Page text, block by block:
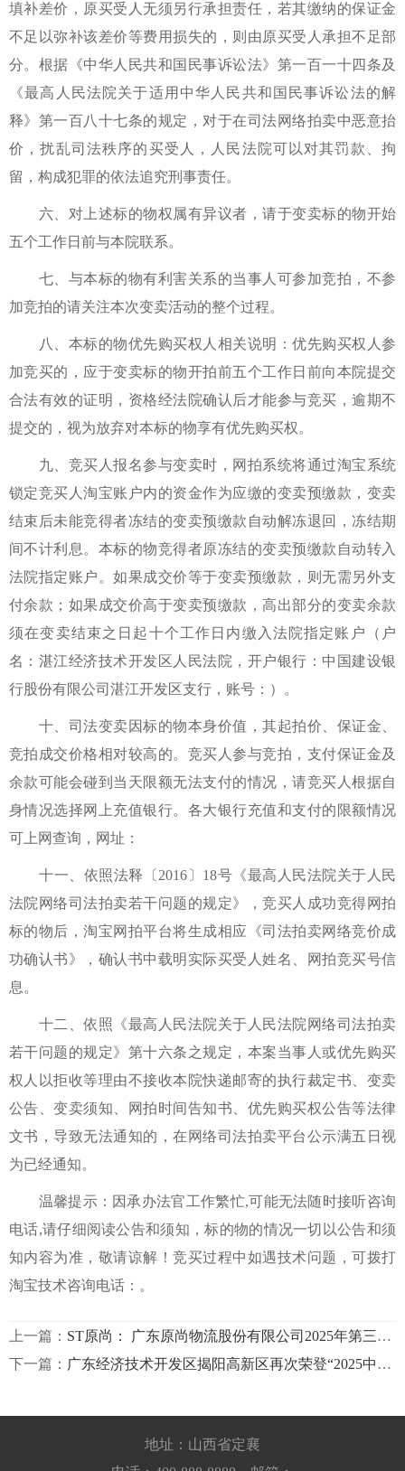
填补差价，原买受人无须另行承担责任，若其缴纳的保证金
不足以弥补该差价等费用损失的，则由原买受人承担不足部
分。根据《中华人民共和国民事诉讼法》第一百一十四条及
《最高人民法院关于适用中华人民共和国民事诉讼法的解
释》第一百八十七条的规定，对于在司法网络拍卖中恶意抬
价，扰乱司法秩序的买受人，人民法院可以对其罚款、拘
留，构成犯罪的依法追究刑事责任。
六、对上述标的物权属有异议者，请于变卖标的物开始
五个工作日前与本院联系。
七、与本标的物有利害关系的当事人可参加竞拍，不参
加竞拍的请关注本次变卖活动的整个过程。
八、本标的物优先购买权人相关说明：优先购买权人参
加竞买的，应于变卖标的物开拍前五个工作日前向本院提交
合法有效的证明，资格经法院确认后才能参与竞买，逾期不
提交的，视为放弃对本标的物享有优先购买权。
九、竞买人报名参与变卖时，网拍系统将通过淘宝系统
锁定竞买人淘宝账户内的资金作为应缴的变卖预缴款，变卖
结束后未能竞得者冻结的变卖预缴款自动解冻退回，冻结期
间不计利息。本标的物竞得者原冻结的变卖预缴款自动转入
法院指定账户。如果成交价等于变卖预缴款，则无需另外支
付余款；如果成交价高于变卖预缴款，高出部分的变卖余款
须在变卖结束之日起十个工作日内缴入法院指定账户（户
名：湛江经济技术开发区人民法院，开户银行：中国建设银
行股份有限公司湛江开发区支行，账号：）。
十、司法变卖因标的物本身价值，其起拍价、保证金、
竞拍成交价格相对较高的。竞买人参与竞拍，支付保证金及
余款可能会碰到当天限额无法支付的情况，请竞买人根据自
身情况选择网上充值银行。各大银行充值和支付的限额情况
可上网查询，网址：
十一、依照法释〔2016〕18号《最高人民法院关于人民
法院网络司法拍卖若干问题的规定》，竞买人成功竞得网拍
标的物后，淘宝网拍平台将生成相应《司法拍卖网络竞价成
功确认书》，确认书中载明实际买受人姓名、网拍竞买号信
息。
十二、依照《最高人民法院关于人民法院网络司法拍卖
若干问题的规定》第十六条之规定，本案当事人或优先购买
权人以拒收等理由不接收本院快递邮寄的执行裁定书、变卖
公告、变卖须知、网拍时间告知书、优先购买权公告等法律
文书，导致无法通知的，在网络司法拍卖平台公示满五日视
为已经通知。
温馨提示：因承办法官工作繁忙,可能无法随时接听咨询
电话,请仔细阅读公告和须知，标的物的情况一切以公告和须
知内容为准，敬请谅解！竞买过程中如遇技术问题，可拨打
淘宝技术咨询电话：。
上一篇： ST原尚： 广东原尚物流股份有限公司2025年第三次临时股东会决议公告内容摘要意昂4开户
下一篇： 广东经济技术开发区揭阳高新区再次荣登“2025中国省级开发区发展潜力百强”榜单列第4位
地址：山西省定襄